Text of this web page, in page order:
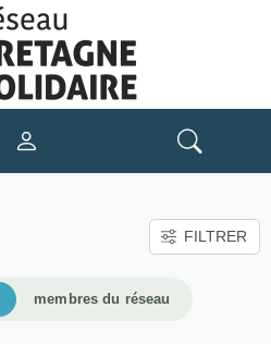
FILTRER
membres du réseau